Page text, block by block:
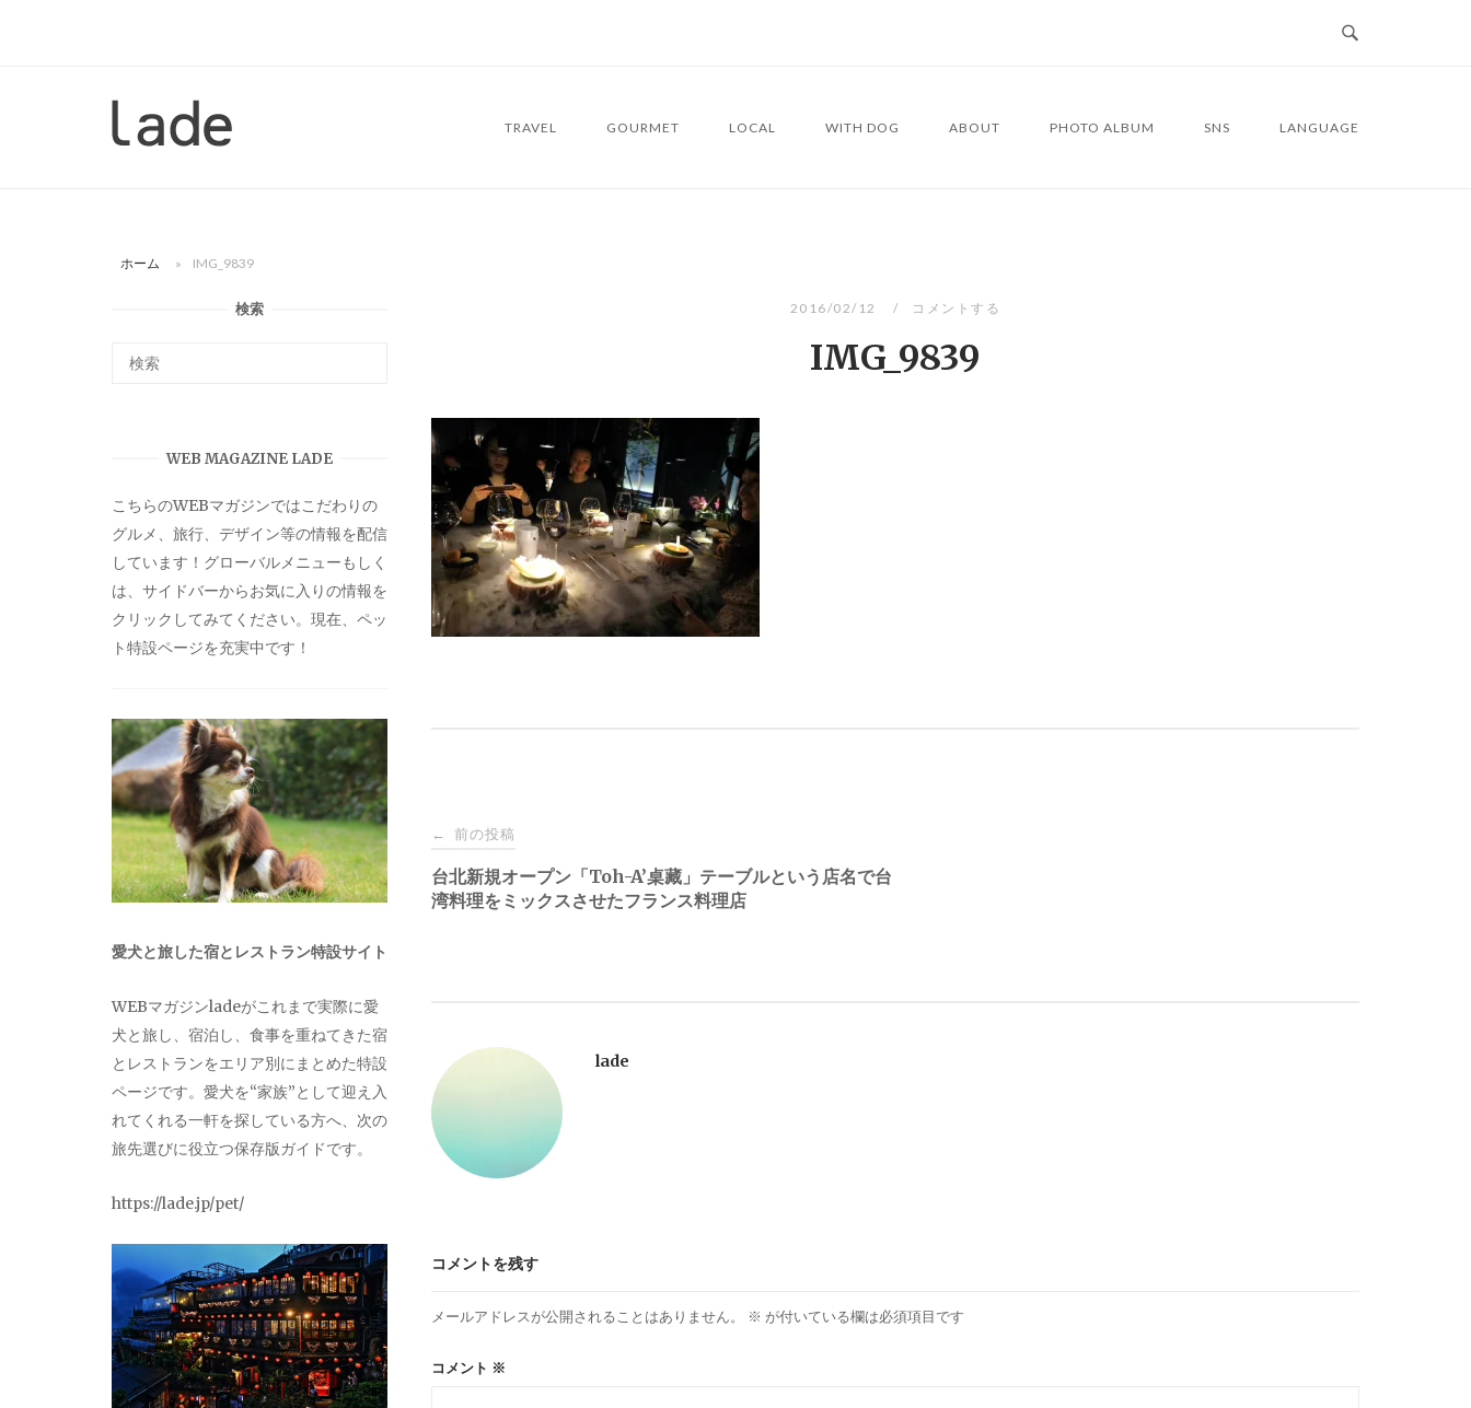
ー
TRAVEL GOURMET LOCAL WITH DOG ABOUT PHOTO ALBUM SNS LANGUAGE
ホーム » IMG_9839
2016/02/12 コメントする
IMG_9839
投
稿
ゲ
ー
シ
ン
← 前の投稿
台北新規オープン「Toh-A’桌藏」テーブルという店名で台
湾料理をミックスさせたフランス料理店
lade
コメントを残す
メールアドレスが公開されることはありません。 ※ が付いている欄は必須項目です
コメント ※
検索
WEB MAGAZINE LADE
こちらのWEBマガジンではこだわりの
グルメ、旅行、デザイン等の情報を配信
しています！グローバルメニューもしく
は、サイドバーからお気に入りの情報を
クリックしてみてください。現在、ペッ
ト特設ページを充実中です！
愛犬と旅した宿とレストラン特設サイト
WEBマガジンladeがこれまで実際に愛
犬と旅し、宿泊し、食事を重ねてきた宿
とレストランをエリア別にまとめた特設
ページです。愛犬を“家族”として迎え入
れてくれる一軒を探している方へ、次の
旅先選びに役立つ保存版ガイドです。
https://lade.jp/pet/